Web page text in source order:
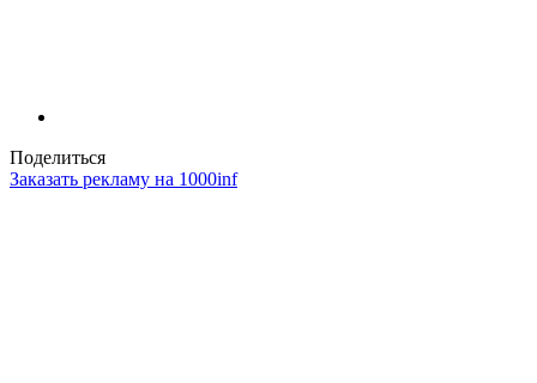
Поделиться
Заказать рекламу на 1000inf